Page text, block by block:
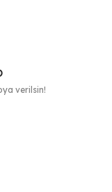
verilsin!